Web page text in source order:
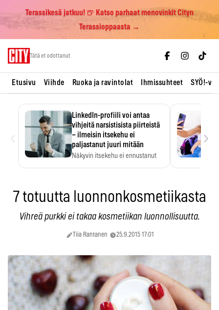
Terassikesä jatkuu! 🍺 Katso parhaat menovinkit Cityn
Terassioppaasta →
Tätä et odottanut
Etusivu Viihde Ruoka ja ravintolat Ihmissuhteet SYÖ!-
LinkedIn-profiili voi antaa
vihjeitä narsistisista piirteistä
– ilmeisin itsekehu ei
paljastanut juuri mitään
Näkyvin itsekehu ei ennustanut
›
7 totuutta luonnonkosmetiikasta
Vihreä purkki ei takaa kosmetiikan luonnollisuutta.
Tiia Rantanen 25.9.2015 17:01